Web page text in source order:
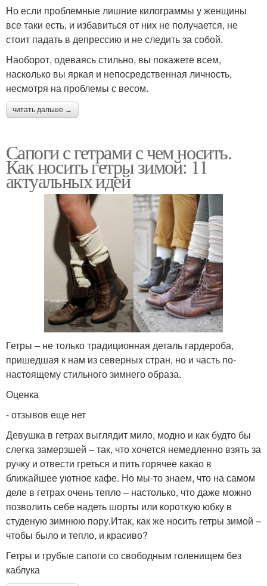
Но если проблемные лишние килограммы у женщины
все таки есть, и избавиться от них не получается, не
стоит падать в депрессию и не следить за собой.
Наоборот, одеваясь стильно, вы покажете всем,
насколько вы яркая и непосредственная личность,
несмотря на проблемы с весом.
читать дальше →
Сапоги с гетрами с чем носить.
Как носить гетры зимой: 11
актуальных идей
Гетры – не только традиционная деталь гардероба,
пришедшая к нам из северных стран, но и часть по-
настоящему стильного зимнего образа.
Оценка
- отзывов еще нет
Девушка в гетрах выглядит мило, модно и как будто бы
слегка замерзшей – так, что хочется немедленно взять за
ручку и отвести греться и пить горячее какао в
ближайшее уютное кафе. Но мы-то знаем, что на самом
деле в гетрах очень тепло – настолько, что даже можно
позволить себе надеть шорты или короткую юбку в
студеную зимнюю пору.Итак, как же носить гетры зимой –
чтобы было и тепло, и красиво?
Гетры и грубые сапоги со свободным голенищем без
каблука